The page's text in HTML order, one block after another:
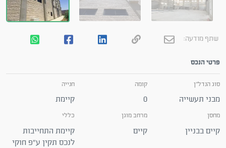
שתף מודעה:
פרטי הנכס
סוג הנדל"ן
מבני תעשייה
קומה
0
חנייה
קיימת
מחסן
קיים בבניין
מרחב מוגן
קיים
כללי
קיימת התחייבות
לנכס תקין ע"פ חוקי